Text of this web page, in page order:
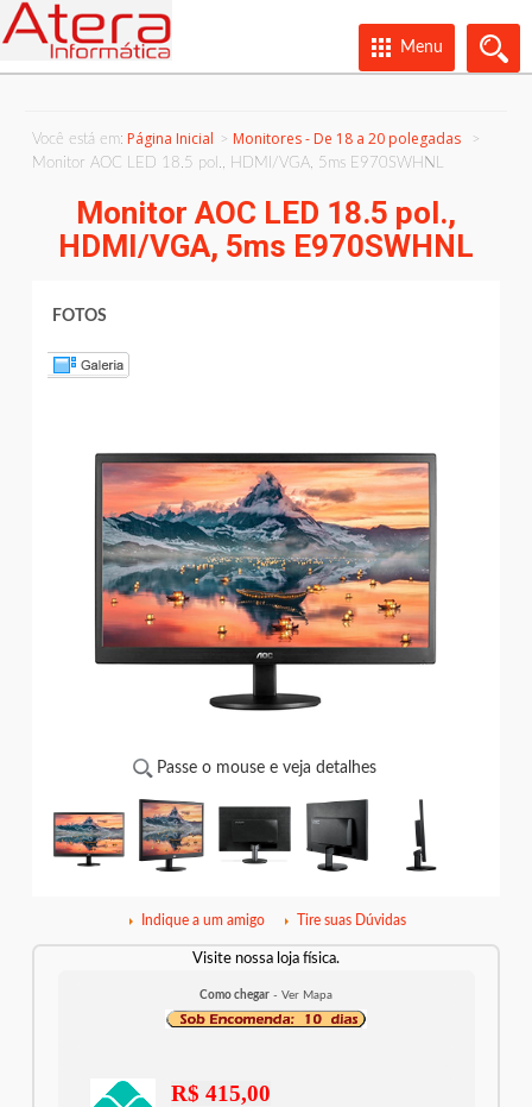
Menu
Você está em: Página Inicial Monitores - De 18 a 20 polegadas
Monitor AOC LED 18.5 pol., HDMI/VGA, 5ms E970SWHNL
Monitor AOC LED 18.5 pol.,
HDMI/VGA, 5ms E970SWHNL
FOTOS
Passe o mouse e veja detalhes
Indique a um amigo Tire suas Dúvidas
Visite nossa loja física.
Como chegar - Ver Mapa
R$ 415,00